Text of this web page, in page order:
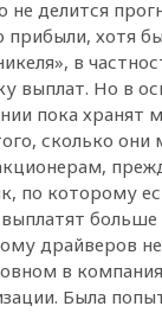
не делится
прибыли, хотя
в
выплат. Но в
пока хранят
сколько они
по которому
драйверов
в
Была